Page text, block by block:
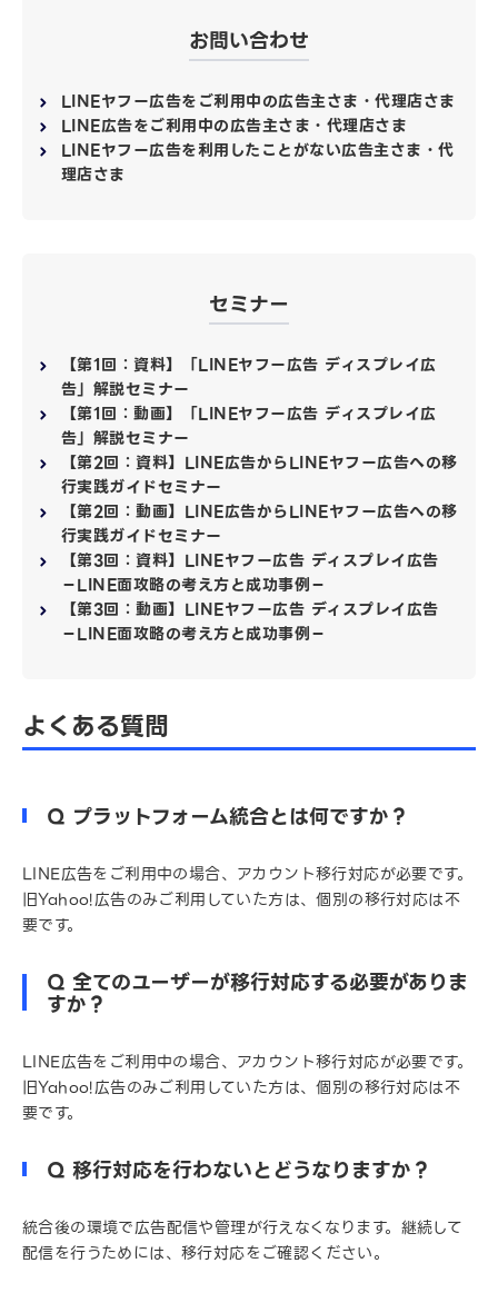
お問い合わせ
LINEヤフー広告をご利用中の広告主さま・代理店さま
LINE広告をご利用中の広告主さま・代理店さま
LINEヤフー広告を利用したことがない広告主さま・代
理店さま
セミナー
【第1回：資料】「LINEヤフー広告 ディスプレイ広
告」解説セミナー
【第1回：動画】「LINEヤフー広告 ディスプレイ広
告」解説セミナー
【第2回：資料】LINE広告からLINEヤフー広告への移
行実践ガイドセミナー
【第2回：動画】LINE広告からLINEヤフー広告への移
行実践ガイドセミナー
【第3回：資料】LINEヤフー広告 ディスプレイ広告
－LINE面攻略の考え方と成功事例－
【第3回：動画】LINEヤフー広告 ディスプレイ広告
－LINE面攻略の考え方と成功事例－
よくある質問
Q プラットフォーム統合とは何ですか？
LINE広告をご利用中の場合、アカウント移行対応が必要です。
旧Yahoo!広告のみご利用していた方は、個別の移行対応は不
要です。
Q 全てのユーザーが移行対応する必要がありま
すか？
LINE広告をご利用中の場合、アカウント移行対応が必要です。
旧Yahoo!広告のみご利用していた方は、個別の移行対応は不
要です。
Q 移行対応を行わないとどうなりますか？
統合後の環境で広告配信や管理が行えなくなります。継続して
配信を行うためには、移行対応をご確認ください。